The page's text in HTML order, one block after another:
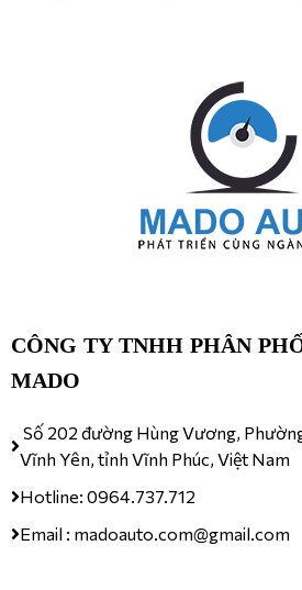
CÔNG TY TNHH PHÂN
MADO
Số 202 đường Hùng Vương,
Vĩnh Yên, tỉnh Vĩnh Phúc, Việt Nam
Hotline: 0964.737.712
Email : madoauto.com@gmail.com